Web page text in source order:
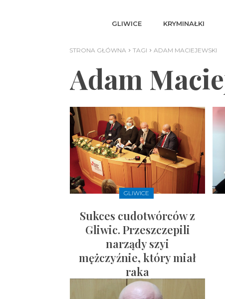
GLIWICE KRYMINAŁKI
STRONA GŁÓWNA TAGI ADAM MACIEJEWSKI
Adam
GLIWICE
Sukces cudotwórców z
Gliwic. Przeszczepili
narządy szyi
mężczyźnie, który miał
raka